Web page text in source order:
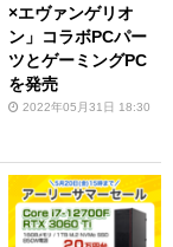
×エヴァンゲリオ
ン」コラボPCパー
ツとゲーミングPC
を発売
2022年05月31日 18:30